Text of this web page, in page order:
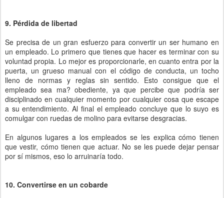
9. Pérdida de libertad
Se precisa de un gran esfuerzo para convertir un ser humano en
un empleado. Lo primero que tienes que hacer es terminar con su
voluntad propia. Lo mejor es proporcionarle, en cuanto entra por la
puerta, un grueso manual con el código de conducta, un tocho
lleno de normas y reglas sin sentido. Esto consigue que el
empleado sea ma? obediente, ya que percibe que podría ser
disciplinado en cualquier momento por cualquier cosa que escape
a su entendimiento. Al final el empleado concluye que lo suyo es
comulgar con ruedas de molino para evitarse desgracias.
En algunos lugares a los empleados se les explica cómo tienen
que vestir, cómo tienen que actuar. No se les puede dejar pensar
por sí mismos, eso lo arruinaría todo.
10. Convertirse en un cobarde